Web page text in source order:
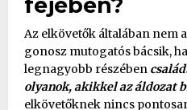
Az elkövetők általában nem
gonosz mutogatós bácsik,
legnagyobb részében
olyanok, akikkel az áldozat
elkövetőknek nincs